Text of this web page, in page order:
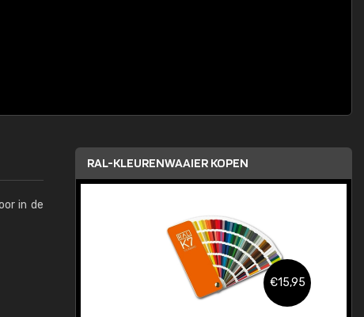
in de
RAL-KLEURENWAAIER KOPEN
€15,95